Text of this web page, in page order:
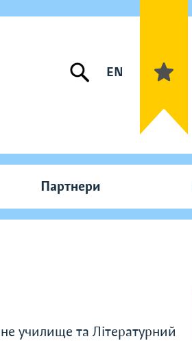
EN
Партнери
училище та Літературний